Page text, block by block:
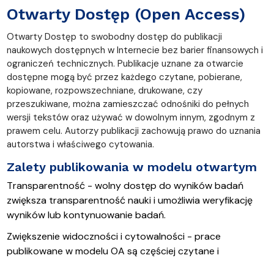
Otwarty Dostęp (Open Access)
Otwarty Dostęp to swobodny dostęp do publikacji
naukowych dostępnych w Internecie bez barier finansowych i
ograniczeń technicznych. Publikacje uznane za otwarcie
dostępne mogą być przez każdego czytane, pobierane,
kopiowane, rozpowszechniane, drukowane, czy
przeszukiwane, można zamieszczać odnośniki do pełnych
wersji tekstów oraz używać w dowolnym innym, zgodnym z
prawem celu. Autorzy publikacji zachowują prawo do uznania
autorstwa i właściwego cytowania.
Zalety publikowania w modelu otwartym
Transparentność - wolny dostęp do wyników badań
zwiększa transparentność nauki i umożliwia weryfikację
wyników lub kontynuowanie badań.
Zwiększenie widoczności i cytowalności - prace
publikowane w modelu OA są częściej czytane i